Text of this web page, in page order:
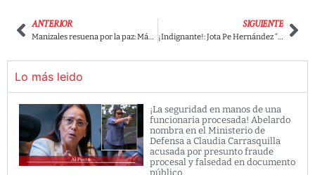
ANTERIOR
Manizales resuena por la paz: Más de 300 artistas estarán en el concierto “Entretejido Sonoro” este 14 de agosto
SIGUIENTE
¡Indignante!: Jota Pe Hernández “Perro rabioso” fue elegido Presidente de la Comisión Ética del Senado
Lo más leido
¡La seguridad en manos de una
funcionaria procesada! Abelardo
nombra en el Ministerio de
Defensa a Claudia Carrasquilla
acusada por presunto fraude
procesal y falsedad en documento
público